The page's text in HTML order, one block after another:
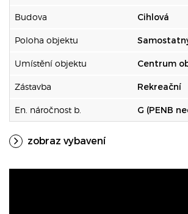
Budova Cihlová
Poloha objektu
Umístění objektu Centrum
Zástavba Rekreační
En. náročnost b. G (PENB
zobraz vybavení